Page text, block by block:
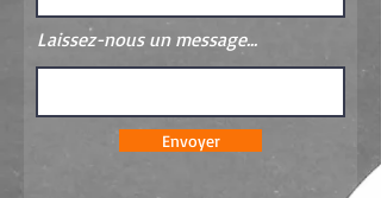
Laissez-nous un message...
Envoyer